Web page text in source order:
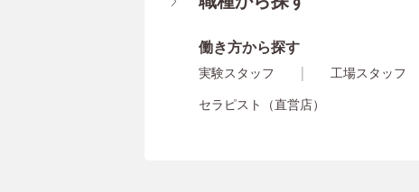
働き方から探す
実験スタッフ 工場スタッフ
セラピスト（直営店）